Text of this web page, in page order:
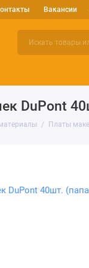
Вакансии
DuPont
Платы